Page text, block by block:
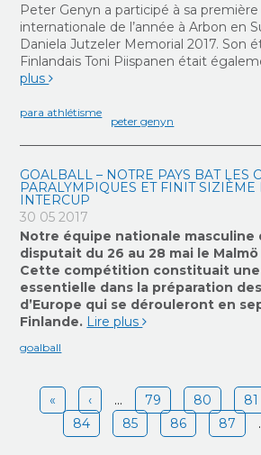
Peter Genyn a participé à sa
internationale de l’année à Arbon en
Daniela Jutzeler Memorial 2017. Son
Finlandais Toni Piispanen était
plus
para athlétisme
peter genyn
GOALBALL – NOTRE PAYS BAT LES
PARALYMPIQUES ET FINIT
INTERCUP
30 05 2017
Notre équipe nationale masculine
disputait du 26 au 28 mai le
Cette compétition constituait
essentielle dans la préparation
d’Europe qui se dérouleront en
Finlande. Lire plus
goalball
Pages
« ‹ … 79 80 81
84
85 86 87